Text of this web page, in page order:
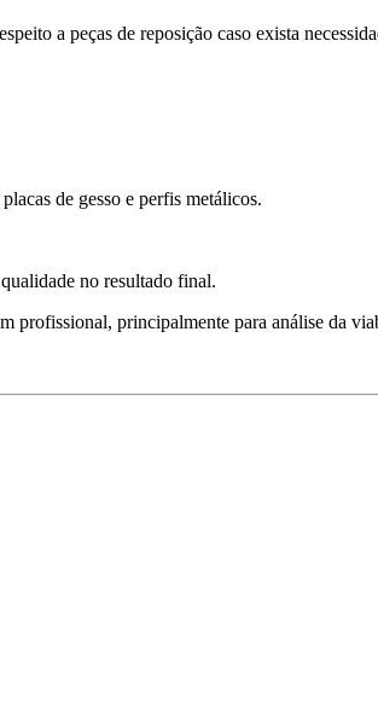
a peças de reposição caso exista
de gesso e perfis metálicos.
no resultado final.
profissional, principalmente para análise da